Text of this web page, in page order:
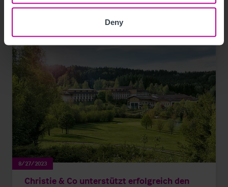
Deny
8/27/2023
Christie & Co unterstützt erfolgreich den